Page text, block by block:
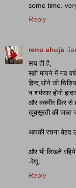
some time.
Reply
renu ahuja
सच ही है,
सही मायने में नव
हिन्द,सोने की
न शर्मसार होगी
और कश्मीर फ़िर से
खूबसूरती की जन्न्त
आपकी रचना बेहद
और भी लिखते रहिये.
-रेणू.
Reply